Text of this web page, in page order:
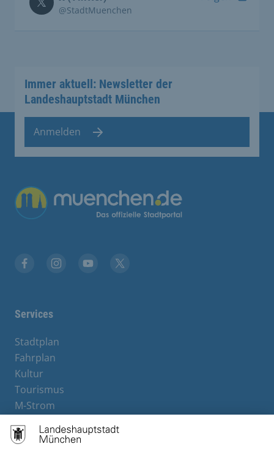
@StadtMuenchen
Immer aktuell: Newsletter der
Landeshauptstadt München
Anmelden
Übergreifende Links
Services
Stadtplan
Fahrplan
Kultur
Tourismus
M-Strom
Hotels